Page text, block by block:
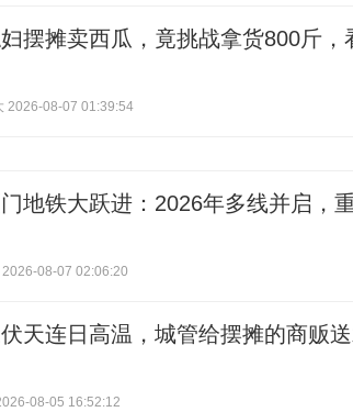
摆摊卖西瓜，竟挑战拿货800斤，
2026-08-07 01:39:54
地铁大跃进：2026年多线并启，
08-07 02:06:20
天连日高温，城管给摆摊的商贩
08-05 16:52:12